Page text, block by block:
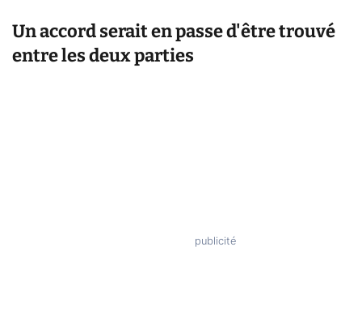
Un accord serait en passe d'être trouvé
entre les deux parties